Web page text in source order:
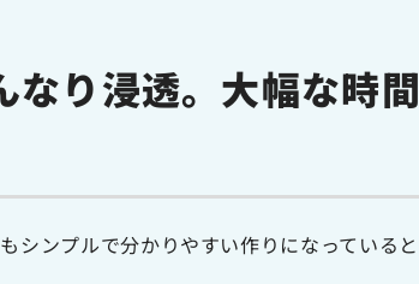
なり浸透。大幅な時間
シンプルで分かりやすい作りになっていると